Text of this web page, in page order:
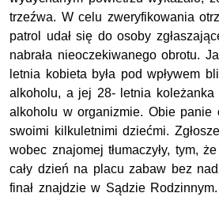
trzeźwa. W celu zweryfikowania
patrol udał się do osoby
nabrała nieoczekiwanego obrotu.
letnia kobieta była pod wpływem
alkoholu, a jej 28- letnia koleżanka
alkoholu w organizmie. Obie panie
swoimi kilkuletnimi dziećmi.
wobec znajomej tłumaczyły, tym,
cały dzień na placu zabaw bez
finał znajdzie w Sądzie Rodzinnym.